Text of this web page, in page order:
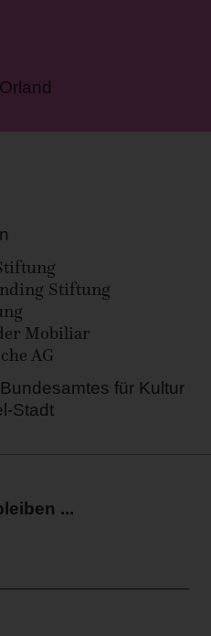
Stiftung
Mobiliar
AG
für Kultur
Stadt
...